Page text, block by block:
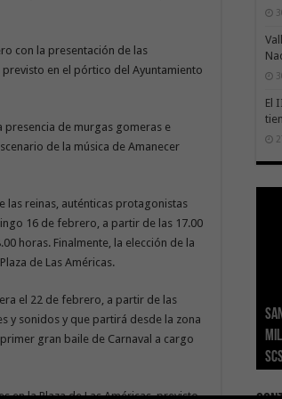
con la presentación de las
previsto en el pórtico del Ayuntamiento
presencia de murgas gomeras e
de la música de Amanecer
las reinas, auténticas protagonistas
16 de febrero, a partir de las 17.00
horas. Finalmente, la elección de la
de Las Américas.
el 22 de febrero, a partir de las
y sonidos y que partirá desde la zona
gran baile de Carnaval a cargo
en la Plaza de Las Américas, previsto
El
SCS
El